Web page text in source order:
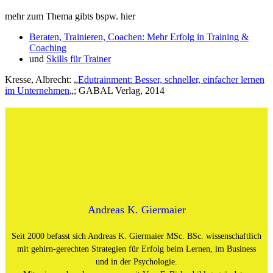
mehr zum Thema gibts bspw. hier
Beraten, Trainieren, Coachen: Mehr Erfolg in Training &
Coaching
und Skills für Trainer
Kresse, Albrecht: „Edutrainment: Besser, schneller, einfacher lernen
im Unternehmen„; GABAL Verlag, 2014
Andreas K. Giermaier
Seit 2000 befasst sich Andreas K. Giermaier MSc. BSc. wissenschaftlich
mit gehirn-gerechten Strategien für Erfolg beim Lernen, im Business
und in der Psychologie.